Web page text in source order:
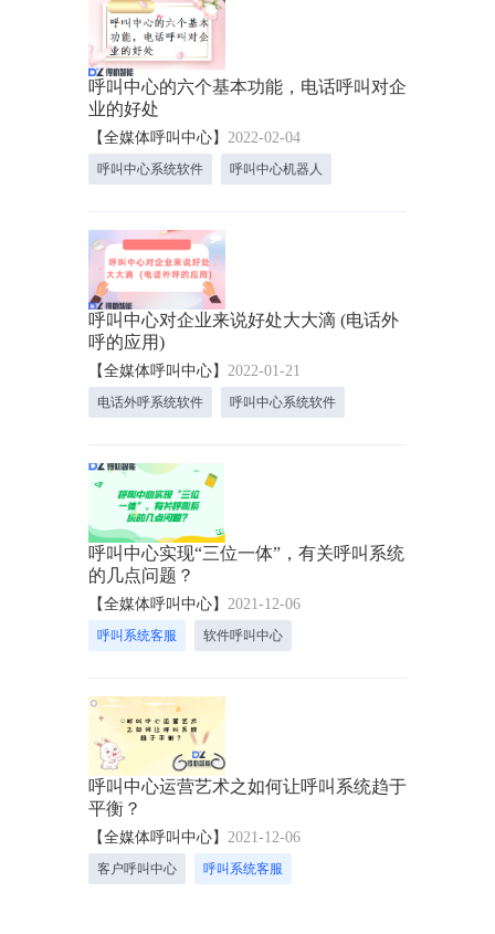
呼叫中心的六个基本功能，电话呼叫对企
业的好处
【全媒体呼叫中心】 2022-02-04
呼叫中心系统软件 呼叫中心机器人
呼叫中心对企业来说好处大大滴 (电话外
呼的应用)
【全媒体呼叫中心】 2022-01-21
电话外呼系统软件 呼叫中心系统软件
呼叫中心实现“三位一体”，有关呼叫系统
的几点问题？
【全媒体呼叫中心】 2021-12-06
呼叫系统客服 软件呼叫中心
呼叫中心运营艺术之如何让呼叫系统趋于
平衡？
【全媒体呼叫中心】 2021-12-06
客户呼叫中心 呼叫系统客服